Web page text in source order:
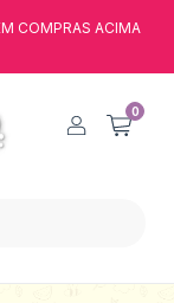
COMPRAS ACIMA
0